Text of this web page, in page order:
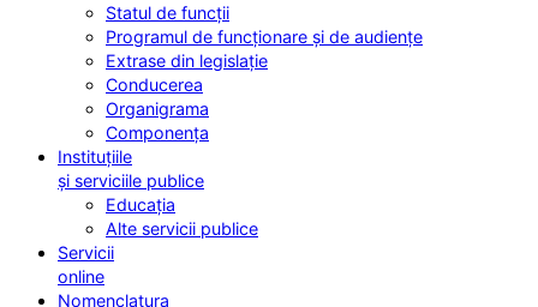
Statul de funcții
Programul de funcționare și de audiențe
Extrase din legislație
Conducerea
Organigrama
Componența
Instituțiile
și serviciile publice
Educația
Alte servicii publice
Servicii
online
Nomenclatura